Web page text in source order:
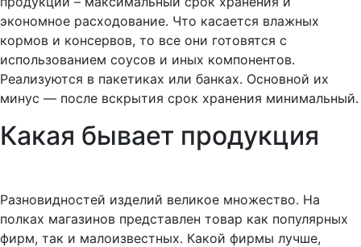
экономное расходование. Что касается влажных
кормов и консервов, то все они готовятся с
использованием соусов и иных компонентов.
Реализуются в пакетиках или банках. Основной их
минус — после вскрытия срок хранения минимальный.
Какая бывает продукция
Разновидностей изделий великое множество. На
полках магазинов представлен товар как популярных
фирм, так и малоизвестных. Какой фирмы лучше,